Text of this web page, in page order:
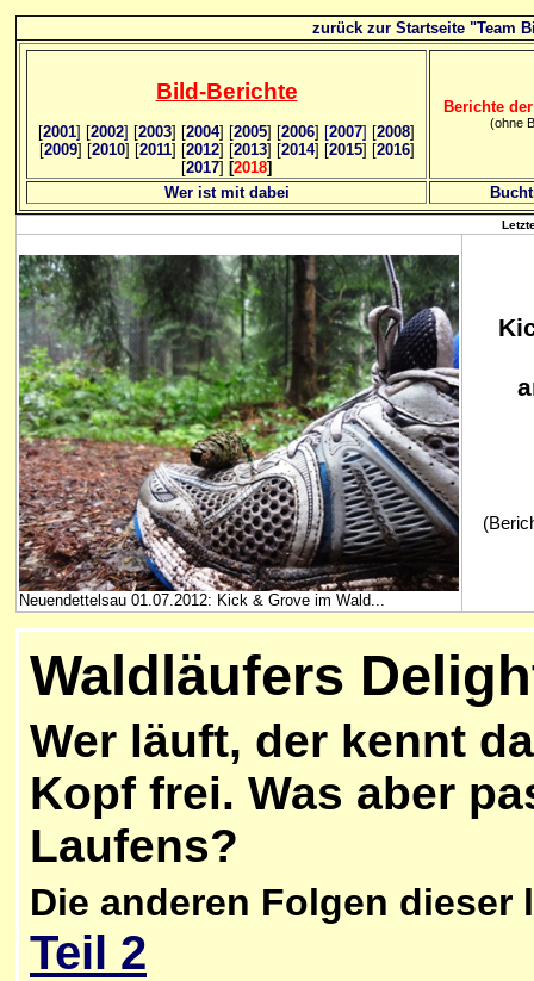
zurück zur Startseite "Team
Bild-Berichte
[2001] [2002] [2003] [2004] [2005] [2006] [2007] [2008]
[2009] [2010] [2011] [2012] [2013] [2014] [2015] [2016]
[2017] [2018]
Berichte
(ohne
Wer ist mit dabei
Neuendettelsau 01.07.2012: Kick & Grove im Wald...
Waldläufers
Wer läuft, der kennt
Kopf frei. Was aber
Laufens?
Die anderen Folgen dieser
Teil 2